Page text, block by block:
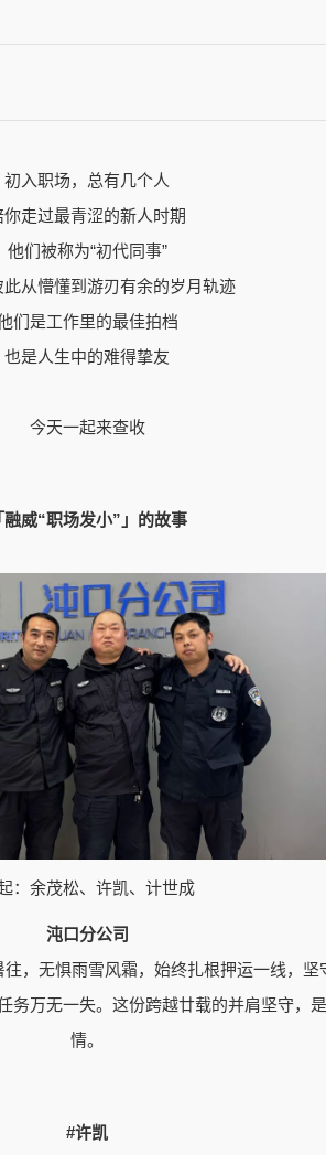
初入职场，总有几个人
你走过最青涩的新人时期
他们被称为“初代同事”
此从懵懂到游刃有余的岁月轨迹
们是工作里的最佳拍档
也是人生中的难得挚友
今天一起来查收
融威“职场发小”」的故事
：余茂松、许凯、计世成
沌口分公司
，无惧雨雪风霜，始终扎根押运一线，
万无一失。这份跨越廿载的并肩坚守，
情。
#许凯